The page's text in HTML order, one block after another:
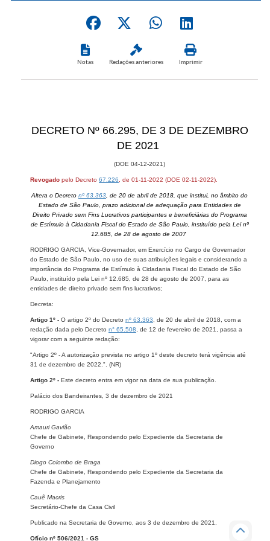
Notas Redações anteriores Imprimir
​​DECRETO Nº 66.295, DE 3 DE DEZEMBRO
DE 2021
(DOE 04-12-2021)
Revogado pelo Decreto 67.226 , de 01-11-2022 (DOE 02-11-2022).
Altera o Decreto nº 63.363 , de 20 de abril de 2018, que institui, no âmbito do
Estado de São Paulo, prazo adicional de adequação para Entidades de
Direito Privado sem Fins Lucrativos participantes e beneficiárias do Programa
de Estímulo à Cidadania Fiscal do Estado de São Paulo, instituído pela Lei nº
12.685, de 28 de agosto de 2007
RODRIGO GARCIA, Vice-Governador, em Exercício no Cargo de Governador
do Estado de São Paulo, no uso de suas atribuições legais e considerando a
importância do Programa de Estímulo à Cidadania Fiscal do Estado de São
Paulo, instituído pela Lei nº 12.685, de 28 de agosto de 2007, para as
entidades de direito privado sem fins lucrativos;
Decreta:
Artigo 1º - O artigo 2º do Decreto nº 63.363 , de 20 de abril de 2018, com a
redação dada pelo Decreto n° 65.508 , de 12 de fevereiro de 2021, passa a
vigorar com a seguinte redação:
"Artigo 2º - A autorização prevista no artigo 1º deste decreto terá vigência até
31 de dezembro de 2022.". (NR)
Artigo 2º - Este decreto entra em vigor na data de sua publicação.
Palácio dos Bandeirantes, 3 de dezembro de 2021
RODRIGO GARCIA
Amauri Gavião
Chefe de Gabinete, Respondendo pelo Expediente da Secretaria de
Governo
Diogo Colombo de Braga
Chefe de Gabinete, Respondendo pelo Expediente da Secretaria da
Fazenda e Planejamento
Cauê Macris
Secretário-Chefe da Casa Civil
Publicado na Secretaria de Governo, aos 3 de dezembro de 2021.
Ofício nº 506/2021 - GS